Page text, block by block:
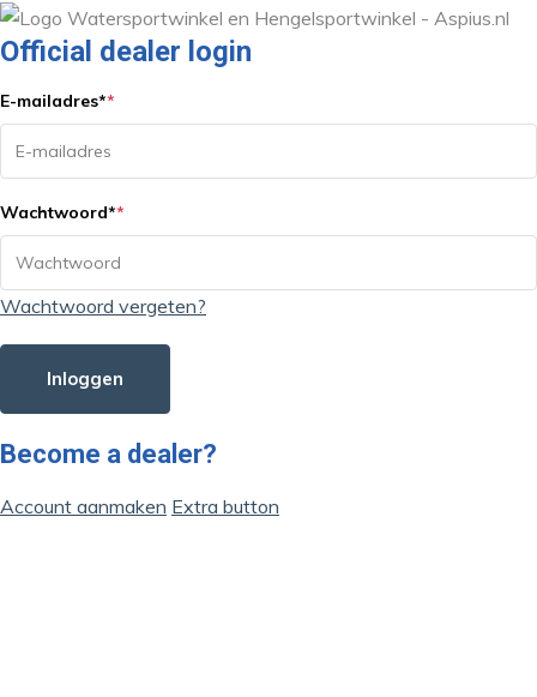
Official dealer login
E-mailadres**
Wachtwoord**
Wachtwoord vergeten?
Inloggen
Become a dealer?
Account aanmaken Extra button